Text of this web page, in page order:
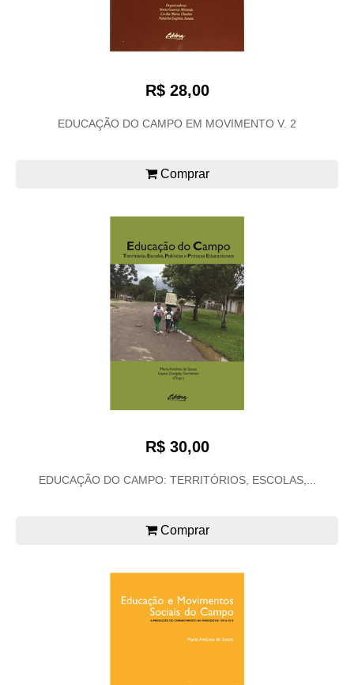
R$ 28,00
EDUCAÇÃO DO CAMPO EM MOVIMENTO V. 2
Comprar
R$ 30,00
EDUCAÇÃO DO CAMPO: TERRITÓRIOS, ESCOLAS,...
Comprar